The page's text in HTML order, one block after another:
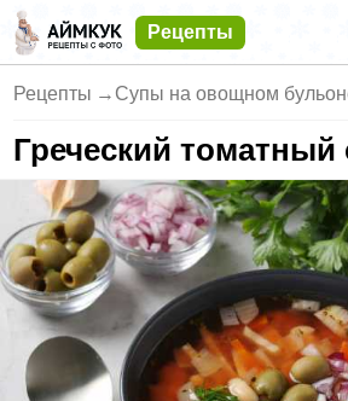
Рецепты
Рецепты → Супы на овощном
Греческий томатный